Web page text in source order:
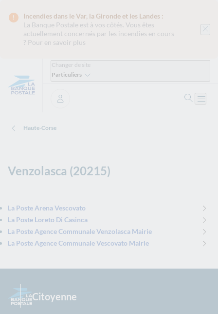
Incendies dans le Var, la Gironde et les Landes :
La Banque Postale est à vos côtés. Vous êtes
actuellement concernés par les incendies en cours
? Pour en savoir plus
Changer de site
Particuliers
Se connecter
Haute-Corse
Venzolasca (20215)
La Poste Arena Vescovato
La Poste Loreto Di Casinca
La Poste Agence Communale Venzolasca Mairie
La Poste Agence Communale Vescovato Mairie
Citoyenne